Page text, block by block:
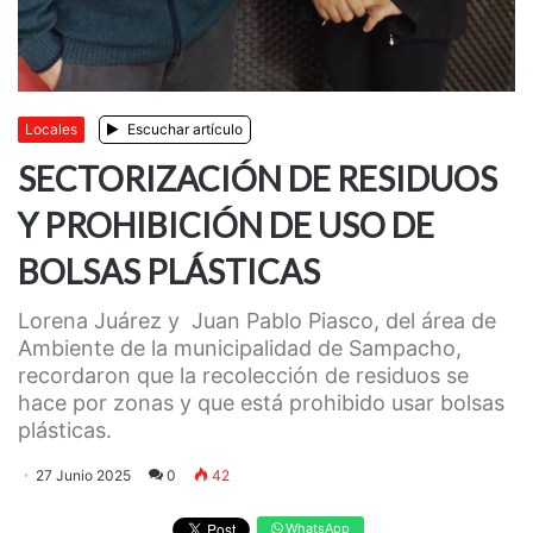
Locales Escuchar artículo
SECTORIZACIÓN DE RESIDUOS
Y PROHIBICIÓN DE USO DE
BOLSAS PLÁSTICAS
Lorena Juárez y Juan Pablo Piasco, del área de
Ambiente de la municipalidad de Sampacho,
recordaron que la recolección de residuos se
hace por zonas y que está prohibido usar bolsas
plásticas.
27 Junio 2025 0 42
WhatsApp